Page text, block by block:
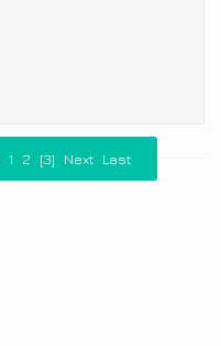
1 2 [3] Next Last